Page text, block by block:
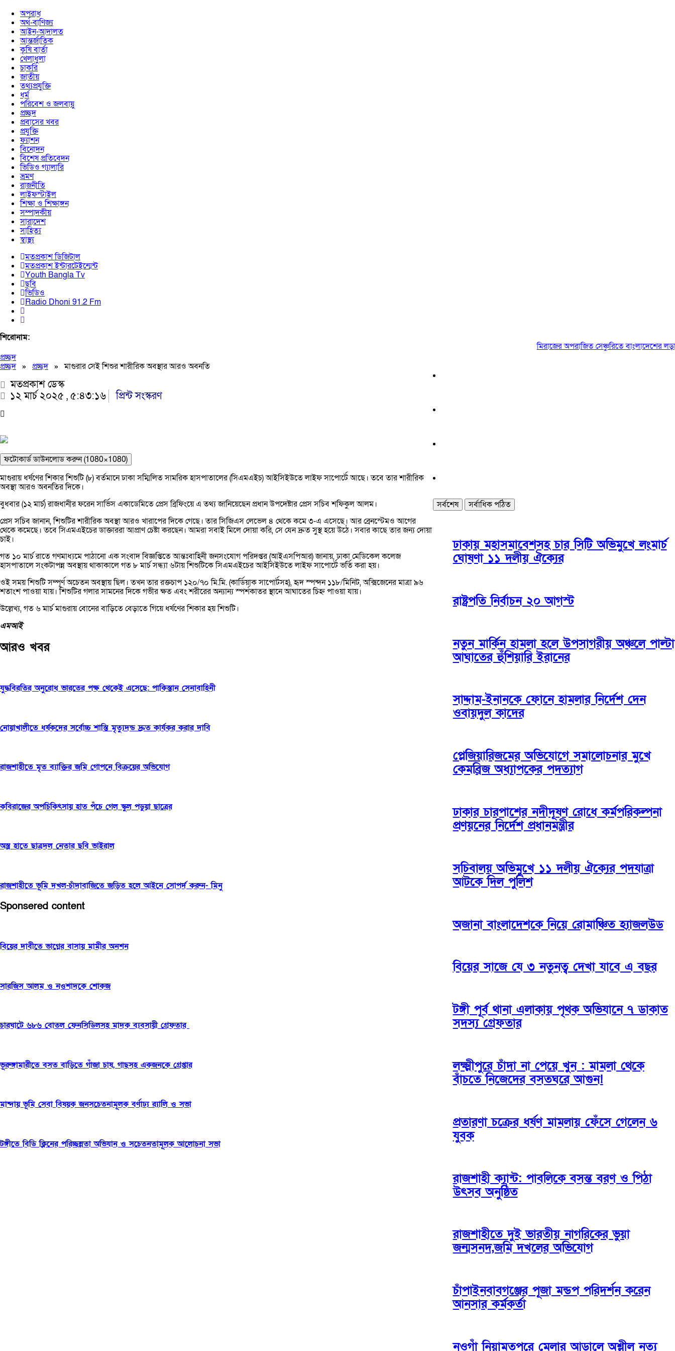
অপরাধ
অর্থ-বাণিজ্য
আইন-আদালত
আন্তর্জাতিক
কৃষি বার্তা
খেলাধুলা
চাকরি
জাতীয়
তথ্যপ্রযুক্তি
ধর্ম
পরিবেশ ও জলবায়ু
প্রচ্ছদ
প্রবাসের খবর
প্রযুক্তি
ফ্যাশন
বিনোদন
বিশেষ প্রতিবেদন
ভিডিও গ্যালারি
ভ্রমণ
রাজনীতি
লাইফস্টাইল
শিক্ষা ও শিক্ষাঙ্গন
সম্পাদকীয়
সারাদেশ
সাহিত্য
স্বাস্থ্য
মতপ্রকাশ ডিজিটাল
মতপ্রকাশ ইন্টারটেইন্মেন্ট
Youth Bangla Tv
ছবি
ভিডিও
Radio Dhoni 91.2 Fm
শিরোনাম:
মিরাজের অপরাজিত সেঞ্চুরিতে বাংলাদেশের লড়াই
প্রচ্ছদ
প্রচ্ছদ» প্রচ্ছদ»মাগুরার সেই শিশুর শারীরিক অবস্থার আরও অবনতি
মতপ্রকাশ ডেস্ক
১২ মার্চ ২০২৫ , ৫:৪৩:১৬
প্রিন্ট সংস্করণ
ফটোকার্ড ডাউনলোড করুন (1080×1080)
মাগুরায় ধর্ষণের শিকার শিশুটি (৮) বর্তমানে ঢাকা সম্মিলিত সামরিক হাসপাতালের (সিএমএইচ) আইসিইউতে লাইফ সাপোর্টে আছে। তবে তার শারীরিক
অবস্থা আরও অবনতির দিকে।
বুধবার (১২ মার্চ) রাজধানীর ফরেন সার্ভিস একাডেমিতে প্রেস ব্রিফিংয়ে এ তথ্য জানিয়েছেন প্রধান উপদেষ্টার প্রেস সচিব শফিকুল আলম।
প্রেস সচিব জানান, শিশুটির শারীরিক অবস্থা আরও খারাপের দিকে গেছে। তার সিজিএস লেভেল ৪ থেকে কমে ৩-এ এসেছে। আর ব্রেনস্টেমও আগের
থেকে কমেছে। তবে সিএমএইচের ডাক্তাররা আপ্রাণ চেষ্টা করছেন। আমরা সবাই মিলে দোয়া করি, সে যেন দ্রুত সুস্থ হয়ে উঠে। সবার কাছে তার জন্য দোয়া
চাই।
গত ১০ মার্চ রাতে গণমাধ্যমে পাঠানো এক সংবাদ বিজ্ঞপ্তিতে আন্তঃবাহিনী জনসংযোগ পরিদপ্তর (আইএসপিআর) জানায়, ঢাকা মেডিকেল কলেজ
হাসপাতালে সংকটাপন্ন অবস্থায় থাকাকালে গত ৮ মার্চ সন্ধ্যা ৬টায় শিশুটিকে সিএমএইচের আইসিইউতে লাইফ সাপোর্টে ভর্তি করা হয়।
ওই সময় শিশুটি সম্পূর্ণ অচেতন অবস্থায় ছিল। তখন তার রক্তচাপ ১২০/৭০ মি.মি. (কার্ডিয়াক সাপোর্টসহ), হৃদ স্পন্দন ১১৮/মিনিট, অক্সিজেনের মাত্রা ৯৬
শতাংশ পাওয়া যায়। শিশুটির গলার সামনের দিকে গভীর ক্ষত এবং শরীরের অন্যান্য স্পর্শকাতর স্থানে আঘাতের চিহ্ন পাওয়া যায়।
উল্লেখ্য, গত ৬ মার্চ মাগুরায় বোনের বাড়িতে বেড়াতে গিয়ে ধর্ষণের শিকার হয় শিশুটি।
এমআই
আরও খবর
যুদ্ধবিরতির অনুরোধ ভারতের পক্ষ থেকেই এসেছে: পাকিস্তান সেনাবাহিনী
নোয়াখালীতে ধর্ষকদের সর্বোচ্চ শাস্তি মৃত্যুদন্ড দ্রুত কার্যকর করার দাবি
রাজশাহীতে মৃত ব্যাক্তির জমি গোপনে বিক্রয়ের অভিযোগ
কবিরাজের অপচিকিৎসায় হাত পঁচে গেল স্কুল পড়ুয়া ছাত্রের
অস্ত্র হাতে ছাত্রদল নেতার ছবি ভাইরাল
রাজশাহীতে ভূমি দখল-চাঁদাবাজিতে জড়িত হলে আইনে সোপর্দ করুন- মিনু
Sponsered content
বিয়ের দাবীতে ভাগ্নের বাসায় মামীর অনশন
সারজিস আলম ও নওশাদকে শোকজ
চারঘাটে ৬৮৬ বোতল ফেনসিডিলসহ মাদক ব্যবসায়ী গ্রেফতার
ভূরুঙ্গামারীতে বসত বাড়িতে গাঁজা চাষ, গাছসহ একজনকে গ্রেপ্তার
মান্দায় ভূমি সেবা বিষয়ক জনসচেতনামূলক বর্ণাঢ্য র‌্যালি ও সভা
টঙ্গীতে বিডি ক্লিনের পরিচ্ছন্নতা অভিযান ও সচেতনতামূলক আলোচনা সভা
সর্বশেষ সর্বাধিক পঠিত
ঢাকায় মহাসমাবেশসহ চার সিটি অভিমুখে লংমার্চ
ঘোষণা ১১ দলীয় ঐক্যের
রাষ্ট্রপতি নির্বাচন ২০ আগস্ট
নতুন মার্কিন হামলা হলে উপসাগরীয় অঞ্চলে পাল্টা
আঘাতের হুঁশিয়ারি ইরানের
সাদ্দাম-ইনানকে ফোনে হামলার নির্দেশ দেন
ওবায়দুল কাদের
প্লেজিয়ারিজমের অভিযোগে সমালোচনার মুখে
কেমব্রিজ অধ্যাপকের পদত্যাগ
ঢাকার চারপাশের নদীদূষণ রোধে কর্মপরিকল্পনা
প্রণয়নের নির্দেশ প্রধানমন্ত্রীর
সচিবালয় অভিমুখে ১১ দলীয় ঐক্যের পদযাত্রা
আটকে দিল পুলিশ
অজানা বাংলাদেশকে নিয়ে রোমাঞ্চিত হ্যাজলউড
বিয়ের সাজে যে ৩ নতুনত্ব দেখা যাবে এ বছর
টঙ্গী পূর্ব থানা এলাকায় পৃথক অভিযানে ৭ ডাকাত
সদস্য গ্রেফতার
লক্ষ্মীপুরে চাঁদা না পেয়ে খুন : মামলা থেকে
বাঁচতে নিজেদের বসতঘরে আগুন!
প্রতারণা চক্রের ধর্ষণ মামলায় ফেঁসে গেলেন ৬
যুবক
রাজশাহী ক্যান্ট: পাবলিকে বসন্ত বরণ ও পিঠা
উৎসব অনুষ্ঠিত
রাজশাহীতে দুই ভারতীয় নাগরিকের ভুয়া
জন্মসনদ,জমি দখলের অভিযোগ
চাঁপাইনবাবগঞ্জের পূজা মন্ডপ পরিদর্শন করেন
আনসার কর্মকর্তা
নওগাঁ নিয়ামতপুরে মেলার আড়ালে অশ্লীল নৃত্য